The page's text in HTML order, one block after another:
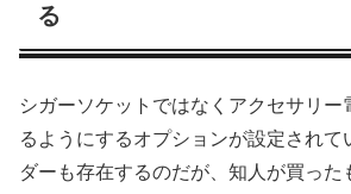
る
シガーソケットではなくアクセサリー
るようにするオプションが設定されて
ダーも存在するのだが、知人が買った